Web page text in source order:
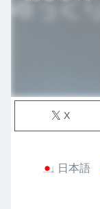
X
日本語